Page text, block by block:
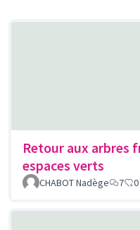
Retour aux arbres
espaces verts
CHABOT Nadège 7 0